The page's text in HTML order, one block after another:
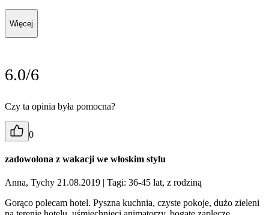
Więcej
6.0/6
Czy ta opinia była pomocna?
0
zadowolona z wakacji we włoskim stylu
Anna, Tychy 21.08.2019 | Tagi: 36-45 lat, z rodziną
Gorąco polecam hotel. Pyszna kuchnia, czyste pokoje, dużo zieleni